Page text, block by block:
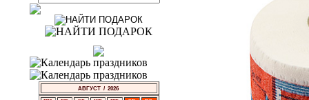
АВГУСТ / 2026